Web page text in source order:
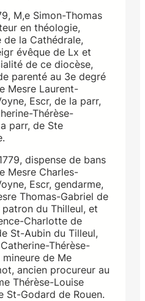
M,e Simon-Thomas
en théologie,
la Cathédrale,
évêque de Lx et
de ce diocèse,
parenté au 3e degré
Mesre Laurent-
Escr, de la parr,
Thérèse-
parr, de Ste
dispense de bans
Mesre Charles-
Escr, gendarme,
Thomas-Gabriel de
du Thilleul, et
Charlotte de
St-Aubin du Tilleul,
Thérèse-
de Me
ancien procureur au
Thérèse-Louise
St-Godard de Rouen.